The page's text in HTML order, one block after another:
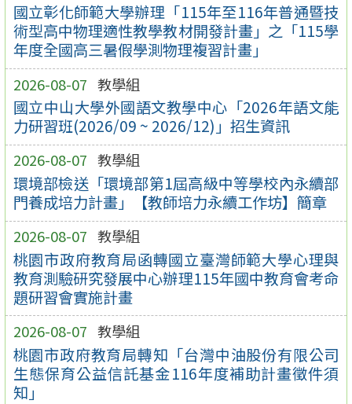
國立彰化師範大學辦理「115年至116年普通暨技
術型高中物理適性教學教材開發計畫」之「115學
年度全國高三暑假學測物理複習計畫」
2026-08-07 教學組
國立中山大學外國語文教學中心「2026年語文能
力研習班(2026/09 ~ 2026/12)」招生資訊
2026-08-07 教學組
環境部檢送「環境部第1屆高級中等學校內永續部
門養成培力計畫」【教師培力永續工作坊】簡章
2026-08-07 教學組
桃園市政府教育局函轉國立臺灣師範大學心理與
教育測驗研究發展中心辦理115年國中教育會考命
題研習會實施計畫
2026-08-07 教學組
桃園市政府教育局轉知「台灣中油股份有限公司
生態保育公益信託基金116年度補助計畫徵件須
知」